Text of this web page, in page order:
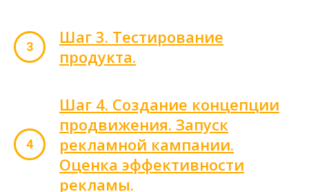
Шаг 3. Тестирование
продукта.
Шаг 4. Создание концепции
продвижения. Запуск
рекламной кампании.
Оценка эффективности
рекламы.